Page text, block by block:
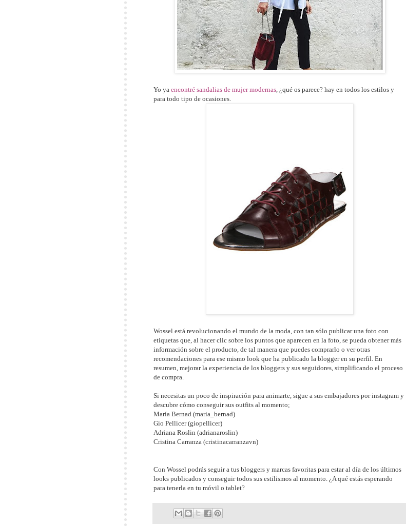
Yo ya encontré sandalias de mujer modernas, ¿qué os parece? hay en todos los estilos y
para todo tipo de ocasiones.
Wossel está revolucionando el mundo de la moda, con tan sólo publicar una foto con
etiquetas que, al hacer clic sobre los puntos que aparecen en la foto, se pueda obtener más
información sobre el producto, de tal manera que puedes comprarlo o ver otras
recomendaciones para ese mismo look que ha publicado la blogger en su perfil. En
resumen, mejorar la experiencia de los bloggers y sus seguidores, simplificando el proceso
de compra.
Si necesitas un poco de inspiración para animarte, sigue a sus embajadores por instagram y
descubre cómo conseguir sus outfits al momento;
María Bernad (maria_bernad)
Gio Pellicer (giopellicer)
Adriana Roslin (adrianaroslin)
Cristina Carranza (cristinacarranzavn)
Con Wossel podrás seguir a tus bloggers y marcas favoritas para estar al día de los últimos
looks publicados y conseguir todos sus estilismos al momento. ¿A qué estás esperando
para tenerla en tu móvil o tablet?